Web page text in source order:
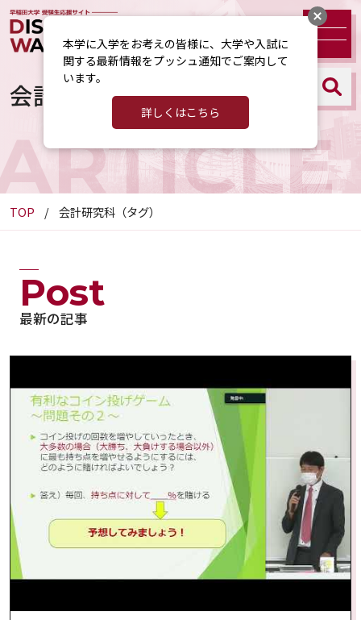
会計研究科（タグ）
TOP 会計研究科（タグ）
最新の記事
Post
本学に入学をお考えの皆様に、大学や入試に
関する最新情報をプッシュ通知でご案内して
います。
詳しくはこちら